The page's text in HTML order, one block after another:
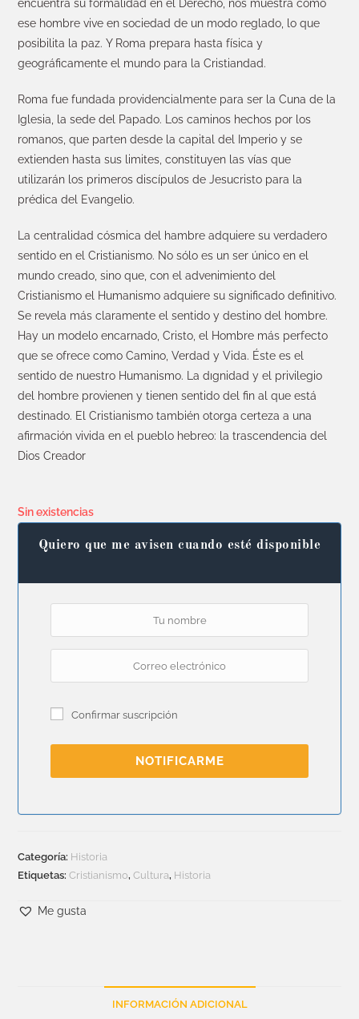
encuentra su formalidad en el Derecho, nos muestra cómo
ese hombre vive en sociedad de un modo reglado, lo que
posibilita la paz. Y Roma prepara hasta física y
geográficamente el mundo para la Cristiandad.
Roma fue fundada providencialmente para ser la Cuna de la
Iglesia, la sede del Papado. Los caminos hechos por los
romanos, que parten desde la capital del Imperio y se
extienden hasta sus limites, constituyen las vías que
utilizarán los primeros discípulos de Jesucristo para la
prédica del Evangelio.
La centralidad cósmica del hambre adquiere su verdadero
sentido en el Cristianismo. No sólo es un ser único en el
mundo creado, sino que, con el advenimiento del
Cristianismo el Humanismo adquiere su significado definitivo.
Se revela más claramente el sentido y destino del hombre.
Hay un modelo encarnado, Cristo, el Hombre más perfecto
que se ofrece como Camino, Verdad y Vida. Éste es el
sentido de nuestro Humanismo. La dıgnidad y el privilegio
del hombre provienen y tienen sentido del fin al que está
destinado. El Cristianismo también otorga certeza a una
afirmación vivida en el pueblo hebreo: la trascendencia del
Dios Creador
Sin existencias
Quiero que me avisen cuando esté disponible
Confirmar suscripción
NOTIFICARME
Categoría: Historia
Etiquetas:Cristianismo,Cultura, Historia
Me gusta
INFORMACIÓN ADICIONAL